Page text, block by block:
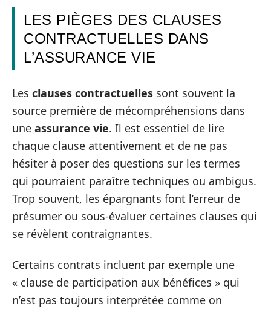
LES PIÈGES DES CLAUSES
CONTRACTUELLES DANS
L’ASSURANCE VIE
Les clauses contractuelles sont souvent la
source première de mécompréhensions dans
une assurance vie. Il est essentiel de lire
chaque clause attentivement et de ne pas
hésiter à poser des questions sur les termes
qui pourraient paraître techniques ou ambigus.
Trop souvent, les épargnants font l’erreur de
présumer ou sous-évaluer certaines clauses qui
se révèlent contraignantes.
Certains contrats incluent par exemple une
« clause de participation aux bénéfices » qui
n’est pas toujours interprétée comme on